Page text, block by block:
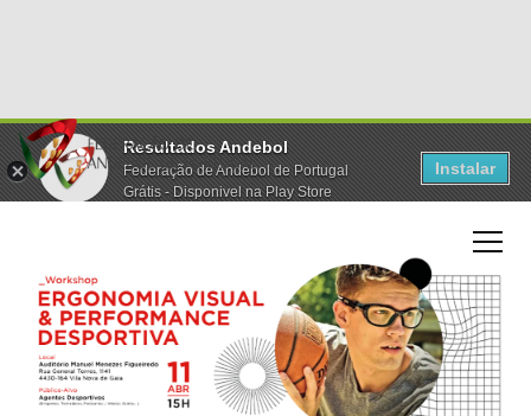
Resultados Andebol
Federação de Andebol de Portugal
Grátis - Disponivel na Play Store
Instalar